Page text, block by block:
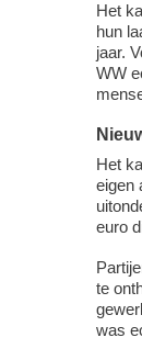
Het
hun
jaar.
WW
Het
eigen
euro
te
was